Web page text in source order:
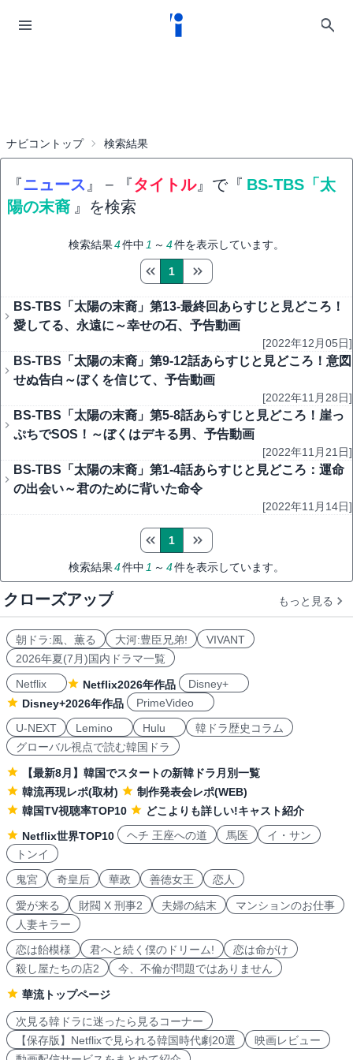
ナビコントップ 検索結果
『ニュース 』 − 『タイトル』で『 BS-TBS「太
陽の末裔 』を検索
検索結果4件中 1 ～ 4件を表示しています。
1
BS-TBS「太陽の末裔」第13-最終回あらすじと見どころ！
愛してる、永遠に～幸せの石、予告動画
[2022年12月05日]
BS-TBS「太陽の末裔」第9-12話あらすじと見どころ！意図
せぬ告白～ぼくを信じて、予告動画
[2022年11月28日]
BS-TBS「太陽の末裔」第5-8話あらすじと見どころ！崖っ
ぷちでSOS！～ぼくはデキる男、予告動画
[2022年11月21日]
BS-TBS「太陽の末裔」第1-4話あらすじと見どころ：運命
の出会い～君のために背いた命令
[2022年11月14日]
検索結果4件中 1 ～ 4件を表示しています。
1
クローズアップ もっと見る
朝ドラ:風、薫る 大河:豊臣兄弟!
VIVANT
2026年夏(7月)国内ドラマ一覧
Netflix
Netflix2026年作品
Disney+
Disney+2026年作品
PrimeVideo
U-NEXT
Lemino Hulu
韓ドラ歴史コラム
グローバル視点で読む韓国ドラ
【最新8月】韓国でスタートの新韓ドラ月別一覧
韓流再現レポ(取材)
制作発表会レポ(WEB)
韓国TV視聴率TOP10
どこよりも詳しい!キャスト紹介
Netflix世界TOP10
ヘチ 王座への道 馬医
イ・サン
トンイ
鬼宮
奇皇后 華政 善徳女王 恋人
愛が来る 財閥 X 刑事2 夫婦の結末
マンションのお仕事
人妻キラー
恋は飴模様
君へと続く僕のドリーム!
恋は命がけ
殺し屋たちの店2
今、不倫が問題ではありません
華流トップページ
次見る韓ドラに迷ったら見るコーナー
【保存版】Netflixで見られる韓国時代劇20選
映画レビュー